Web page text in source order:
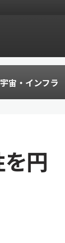
宇宙・インフラ
円